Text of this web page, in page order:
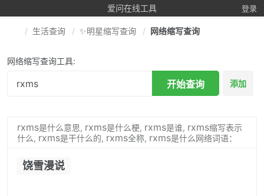
爱问在线工具 登录
生活查询 ✨明星缩写查询 网络缩写查询
网络缩写查询工具:
开始查询 添加
rxms是什么意思, rxms是什么梗, rxms是谁, rxms缩写表示
什么, rxms是干什么的, rxms全称, rxms是什么网络词语：
饶雪漫说